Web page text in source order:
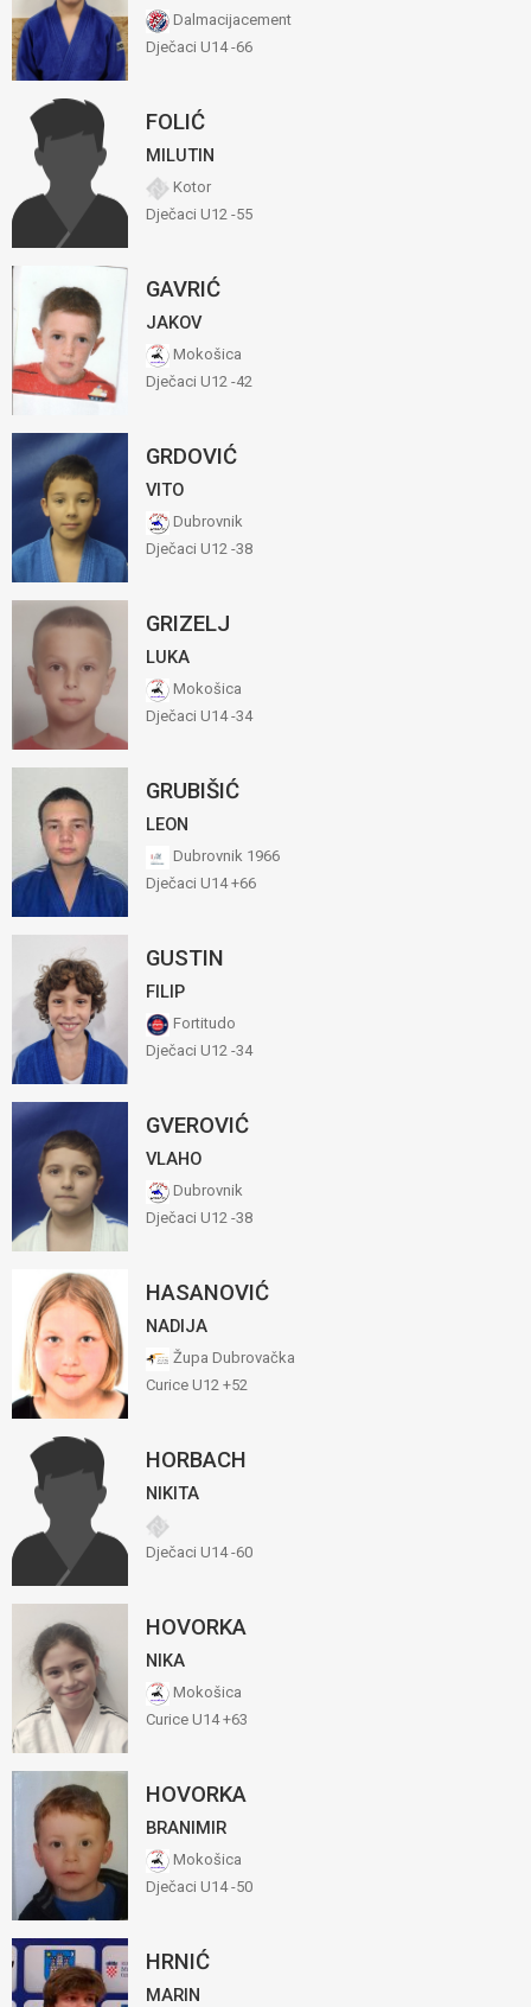
Dalmacijacement
Dječaci U14 -66
FOLIĆ
MILUTIN
Kotor
Dječaci U12 -55
GAVRIĆ
JAKOV
Mokošica
Dječaci U12 -42
GRDOVIĆ
VITO
Dubrovnik
Dječaci U12 -38
GRIZELJ
LUKA
Mokošica
Dječaci U14 -34
GRUBIŠIĆ
LEON
Dubrovnik 1966
Dječaci U14 +66
GUSTIN
FILIP
Fortitudo
Dječaci U12 -34
GVEROVIĆ
VLAHO
Dubrovnik
Dječaci U12 -38
HASANOVIĆ
NADIJA
Župa Dubrovačka
Curice U12 +52
HORBACH
NIKITA
Dječaci U14 -60
HOVORKA
NIKA
Mokošica
Curice U14 +63
HOVORKA
BRANIMIR
Mokošica
Dječaci U14 -50
HRNIĆ
MARIN